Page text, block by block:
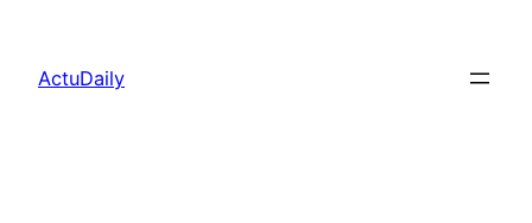
contenu
ActuDaily